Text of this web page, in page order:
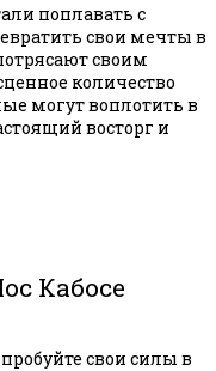
поплавать с
свои мечты в
своим
количество
могут воплотить в
восторг и
Кабосе
свои силы в